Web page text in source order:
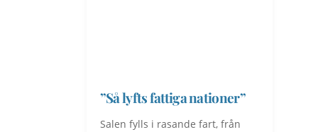
”Så lyfts fattiga nationer”
Salen fylls i rasande fart, från